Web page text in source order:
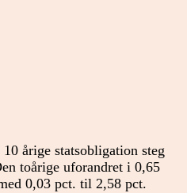
årige statsobligation steg
toårige uforandret i 0,65
0,03 pct. til 2,58 pct.